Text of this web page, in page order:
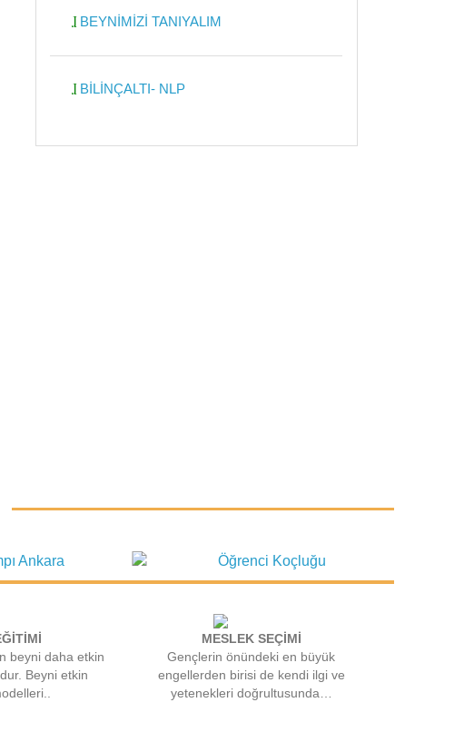
BEYNİMİZİ TANIYALIM
BİLİNÇALTI- NLP
beyni daha etkin
Beyni etkin
MESLEK SEÇİMİ
Gençlerin önündeki en büyük
engellerden birisi de kendi ilgi ve
yetenekleri doğrultusunda…